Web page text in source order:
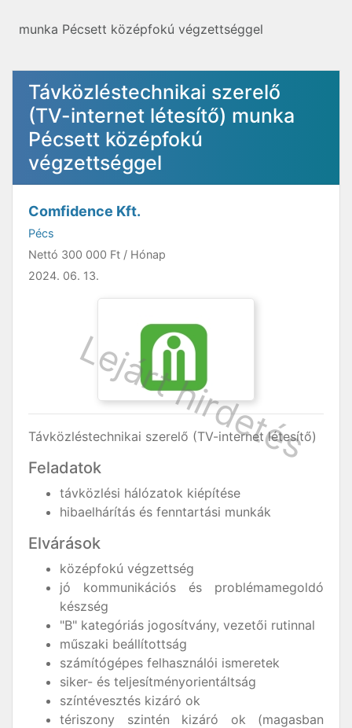
munka Pécsett középfokú végzettséggel
Távközléstechnikai szerelő
(TV-internet létesítő) munka
Pécsett középfokú
végzettséggel
Comfidence Kft.
Pécs
Nettó 300 000 Ft / Hónap
2024. 06. 13.
Távközléstechnikai szerelő (TV-internet létesítő)
Feladatok
távközlési hálózatok kiépítése
hibaelhárítás és fenntartási munkák
Elvárások
középfokú végzettség
jó kommunikációs és problémamegoldó
készség
"B" kategóriás jogosítvány, vezetői rutinnal
műszaki beállítottság
számítógépes felhasználói ismeretek
siker- és teljesítményorientáltság
színtévesztés kizáró ok
tériszony szintén kizáró ok (magasban